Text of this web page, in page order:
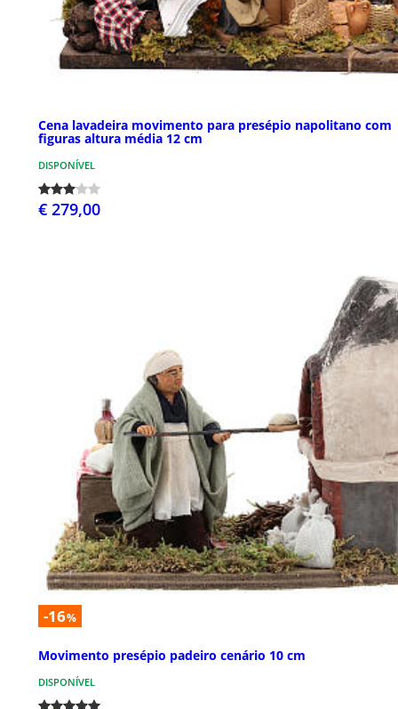
Cena lavadeira movimento para presépio napolitano com
figuras altura média 12 cm
DISPONÍVEL
€ 279,00
-16%
Movimento presépio padeiro cenário 10 cm
DISPONÍVEL